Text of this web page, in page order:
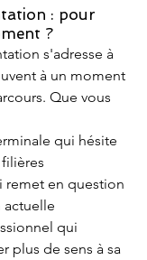
: pour
?
s'adresse à
à un moment
Que vous
qui hésite
remet en question
qui
plus de sens à sa